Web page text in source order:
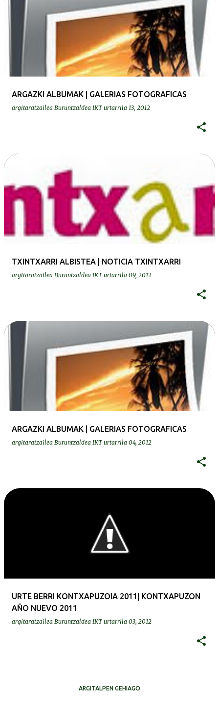
ARGAZKI ALBUMAK | GALERIAS FOTOGRAFICAS
argitaratzailea Buruntzaldea IKT urtarrila 13, 2012
TXINTXARRI ALBISTEA | NOTICIA TXINTXARRI
argitaratzailea Buruntzaldea IKT urtarrila 09, 2012
ARGAZKI ALBUMAK | GALERIAS FOTOGRAFICAS
argitaratzailea Buruntzaldea IKT urtarrila 04, 2012
URTE BERRI KONTXAPUZOIA 2011| KONTXAPUZON
AÑO NUEVO 2011
argitaratzailea Buruntzaldea IKT urtarrila 03, 2012
ARGITALPEN GEHIAGO